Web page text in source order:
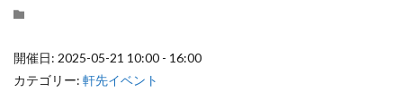
開催日: 2025-05-21 10:00 - 16:00
カテゴリー: 軒先イベント